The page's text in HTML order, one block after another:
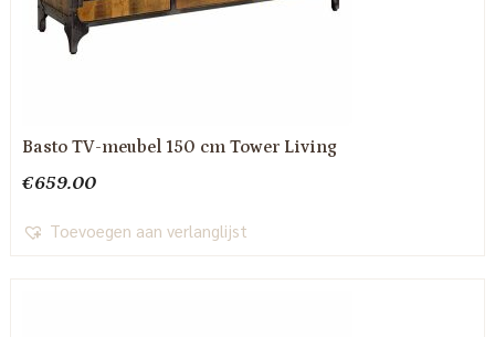
Basto TV-meubel 150 cm Tower Living
€659.00
Toevoegen aan verlanglijst